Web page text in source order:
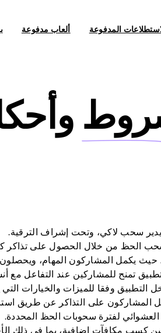
المدفوعة ألعاب مدفوعة
الحظ من خلال الحصول على تذاكر
حيث يكمل المشاركون المهام،
تمنح للمشاركين عند التفاعل مع
داخل التطبيق وفقا للميزات
على التذاكر عن طريق
لفترة سحوبات الحظ المحددة.
كسب مكافآت إضافية، بما في ذلك